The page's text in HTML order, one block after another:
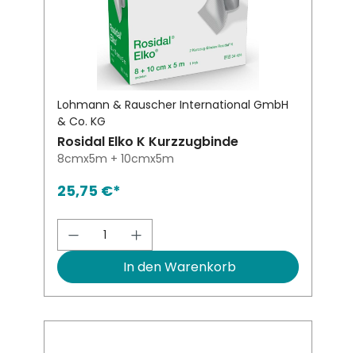
Lohmann & Rauscher International GmbH
& Co. KG
Rosidal Elko K Kurzzugbinde
8cmx5m + 10cmx5m
25,75 €*
Produkt Anzahl: Gib den
In den Warenkorb